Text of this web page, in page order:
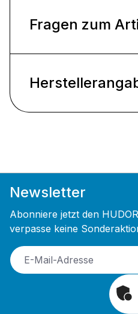
Fragen zum
Newsletter
Abonniere jetzt den
verpasse keine